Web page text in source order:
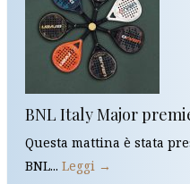
BNL Italy Major
Questa mattina è stata
BNL... Leggi →